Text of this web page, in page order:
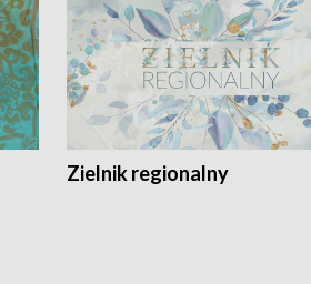
Zielnik regionalny